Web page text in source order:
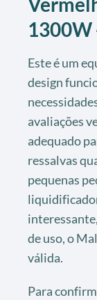
1300W
Este é um
design
avaliações
adequado
ressalvas
pequenas
de uso, o
válida.
Para